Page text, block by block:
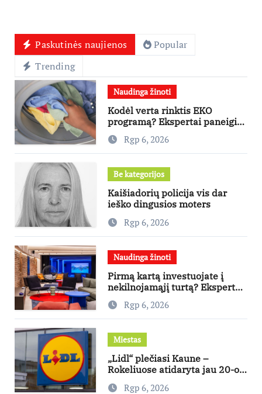
Paskutinės naujienos
Popular
Trending
Naudinga žinoti
Kodėl verta rinktis EKO
programą? Ekspertai paneigia
dažniausius mitus
Rgp 6, 2026
Be kategorijos
Kaišiadorių policija vis dar
ieško dingusios moters
Rgp 6, 2026
Naudinga žinoti
Pirmą kartą investuojate į
nekilnojamąjį turtą? Ekspertas
pataria, kaip pasirinkti būstą,
kuris generuos grąžą
Rgp 6, 2026
Miestas
„Lidl“ plečiasi Kaune –
Rokeliuose atidaryta jau 20-oji
parduotuvė mieste
Rgp 6, 2026